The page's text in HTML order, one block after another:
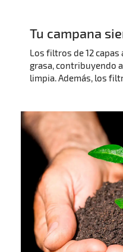
Tu campana
Los filtros de 12
grasa, contribuyendo
limpia. Además, los